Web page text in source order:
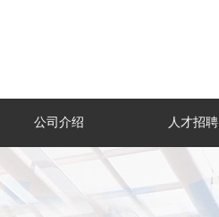
公司介绍 人才招聘